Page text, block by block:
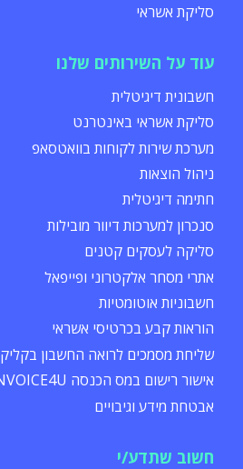
סליקת אשראי
עוד על השירותים שלנו
חשבונית דיגיטלית
סליקת אשראי באינטרנט
מערכת שירות לקוחות בוואטסאפ
ניהול הוצאות
חתימה דיגיטלית
סנכרון למערכות דיוור מובילות
סליקה לעסקים קטנים
אתרי מסחר אלקטרוני ופייפאל
חשבוניות אוטומטיות
הוראות קבע בכרטיסי אשראי
שליחת מסמכים לרואה החשבון בקליק
אישור רישום במס הכנסה INVOICE4U
אבטחת מידע וגיבויים
חשוב שתדע/י